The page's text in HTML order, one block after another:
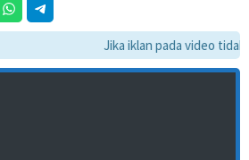
Jika iklan pada video